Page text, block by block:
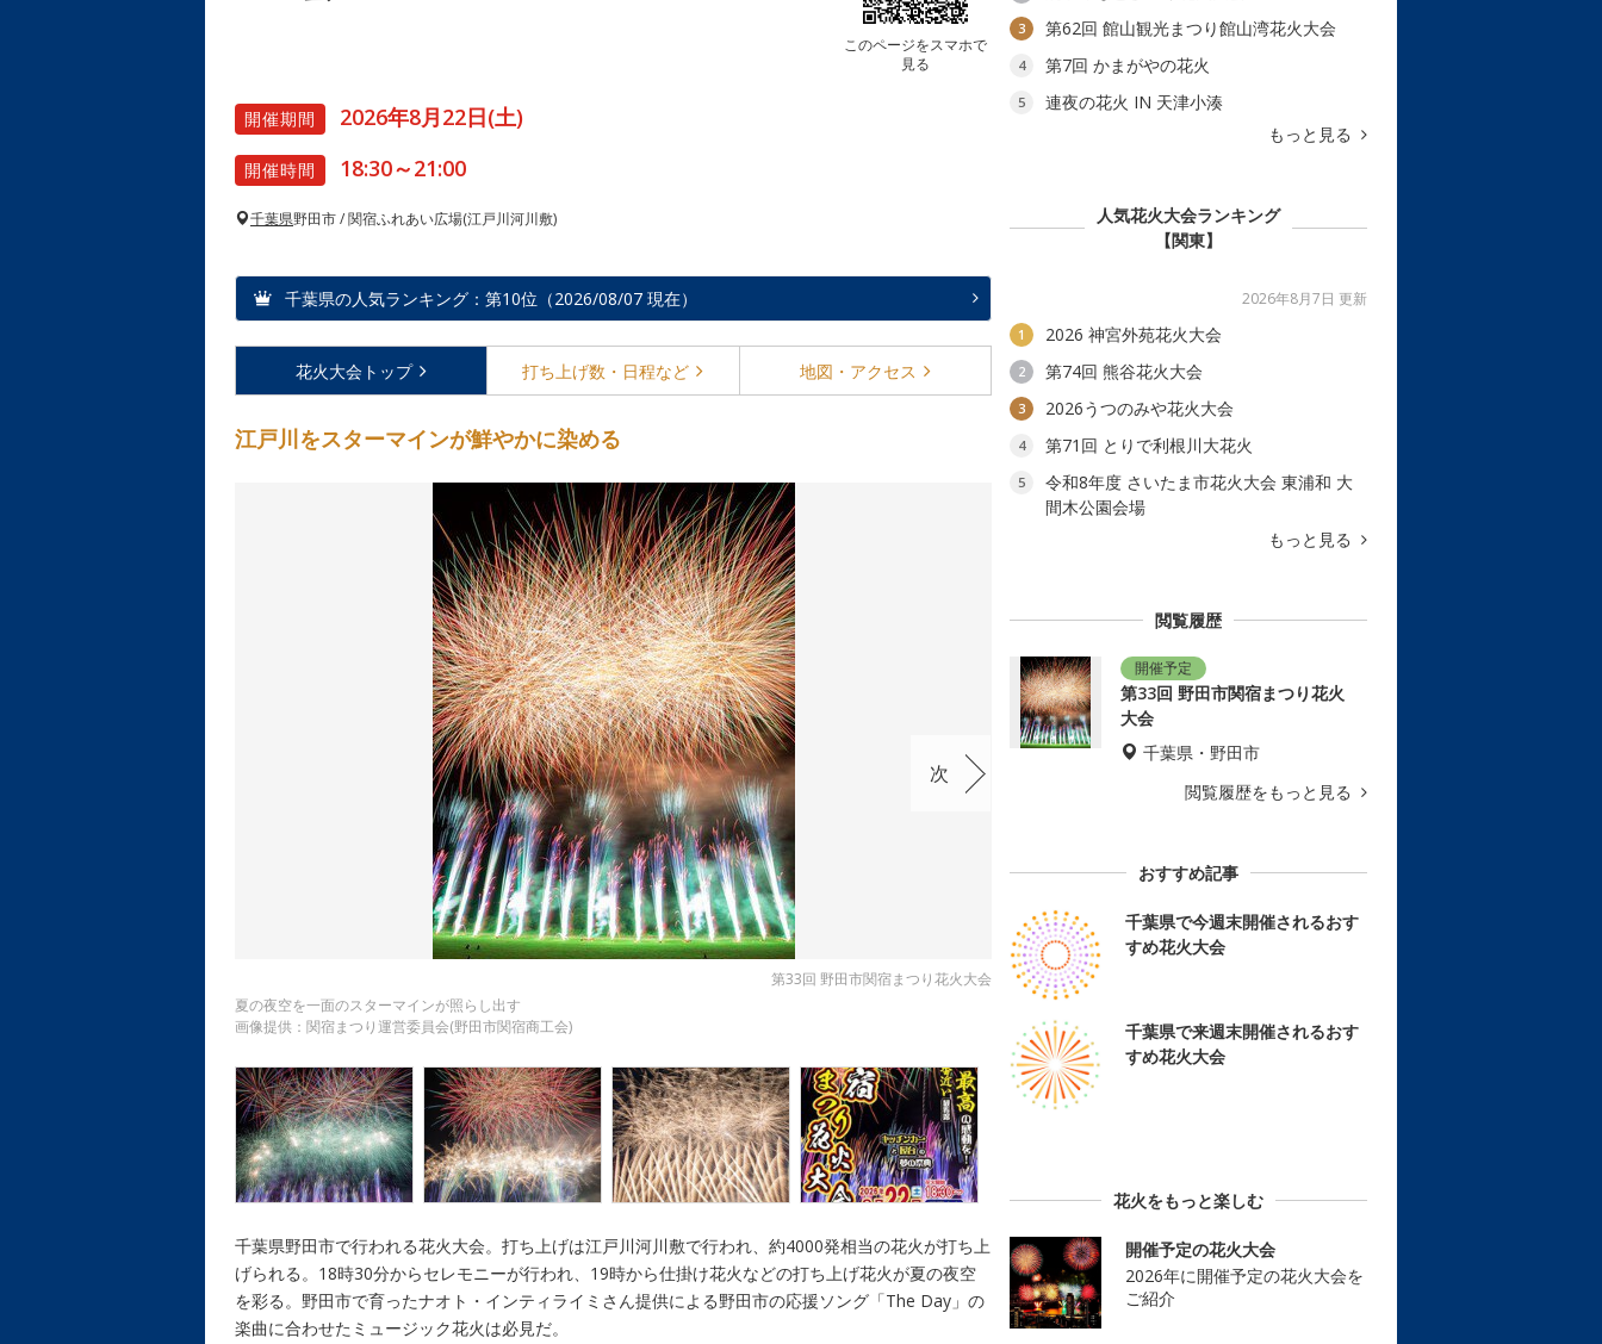
このページをスマホで
見る
開催期間 2026年8月22日(土)
開催時間 18:30～21:00
千葉県野田市 / 関宿ふれあい広場(江戸川河川敷)
千葉県の人気ランキング：第10位（2026/08/07 現在）
花火大会 トップ 打ち上げ数・ 日程など 地図・ アクセス
江戸川をスターマインが鮮やかに染める
第33回 野田市関宿まつり花火大会
夏の夜空を一面のスターマインが照らし出す
画像提供：関宿まつり運営委員会(野田市関宿商工会)
次
千葉県野田市で行われる花火大会。打ち上げは江戸川河川敷で行われ、約4000発相当の花火が打ち上
げられる。18時30分からセレモニーが行われ、19時から仕掛け花火などの打ち上げ花火が夏の夜空
を彩る。野田市で育ったナオト・インティライミさん提供による野田市の応援ソング「The Day」の
楽曲に合わせたミュージック花火は必見だ。
3 第62回 館山観光まつり館山湾花火大会
4 第7回 かまがやの花火
5
連夜の花火 IN 天津小湊
もっと見る
人気花火大会ランキング
【関東】
2026年8月7日 更新
1 2026 神宮外苑花火大会
2 第74回 熊谷花火大会
3 2026うつのみや花火大会
4 第71回 とりで利根川大花火
5
令和8年度 さいたま市花火大会 東浦和 大
間木公園会場
もっと見る
閲覧履歴
第33回 野田市関宿まつり花火
大会
千葉県・野田市
閲覧履歴をもっと見る
おすすめ記事
千葉県で今週末開催されるおす
すめ花火大会
千葉県で来週末開催されるおす
すめ花火大会
花火をもっと楽しむ
開催予定の花火大会
2026年に開催予定の花火大会を
ご紹介